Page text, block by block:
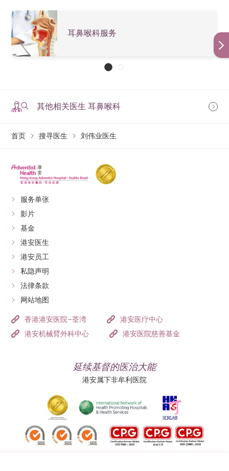
耳鼻喉科服务
其他相关医生 耳鼻喉科
首页 搜寻医生 刘伟业医生
服务单张
影片
基金
港安医生
港安员工
私隐声明
法律条款
网站地图
香港港安医院–荃湾
港安医疗中心
港安机械臂外科中心
港安医院慈善基金
延续基督的医治大能
港安属下非牟利医院